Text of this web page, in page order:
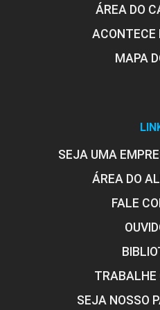
ÁREA DO
ACONTECE
MAPA
SEJA UMA
ÁREA DO
FALE
TRABALHE
SEJA NOSSO